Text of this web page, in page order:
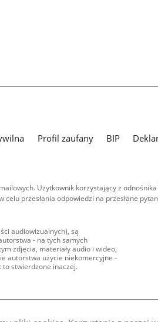
Profil zaufany BIP
Użytkownik korzystający z
przesłania odpowiedzi na przesłane
audiowizualnych), są
- na tych samych
zdjęcia, materiały audio i wideo,
autorstwa użycie niekomercyjne -
to stwierdzone inaczej.